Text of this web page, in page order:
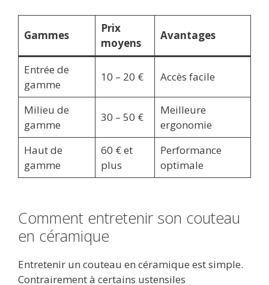
Gammes
Prix
moyens
Avantages
Entrée de
gamme
10 – 20 € Accès facile
Milieu de
gamme
30 – 50 €
Meilleure
ergonomie
Haut de
gamme
60 € et
plus
Performance
optimale
Comment entretenir son couteau
en céramique
Entretenir un couteau en céramique est simple.
Contrairement à certains ustensiles